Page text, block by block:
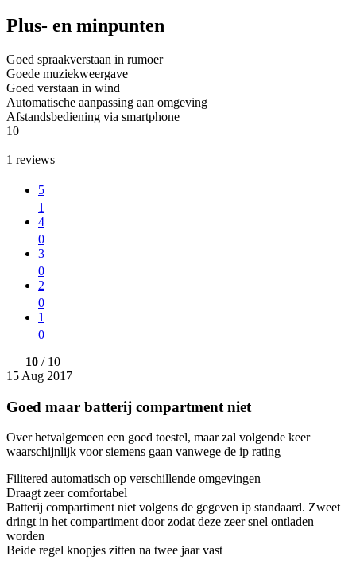
Plus- en minpunten
Goed spraakverstaan in rumoer
Goede muziekweergave
Goed verstaan in wind
Automatische aanpassing aan omgeving
Afstandsbediening via smartphone
10
1 reviews
5
1
4
0
3
0
2
0
1
0
10 / 10
15 Aug 2017
Goed maar batterij compartment niet
Over hetvalgemeen een goed toestel, maar zal volgende keer
waarschijnlijk voor siemens gaan vanwege de ip rating
Filitered automatisch op verschillende omgevingen
Draagt zeer comfortabel
Batterij compartiment niet volgens de gegeven ip standaard. Zweet
dringt in het compartiment door zodat deze zeer snel ontladen
worden
Beide regel knopjes zitten na twee jaar vast